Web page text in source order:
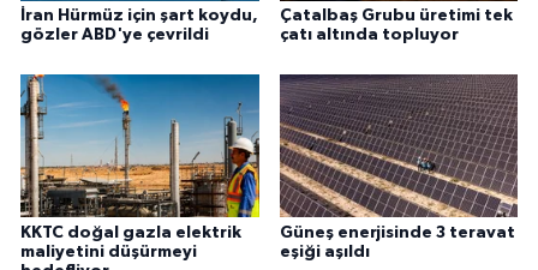
İran Hürmüz için şart koydu,
gözler ABD'ye çevrildi
Çatalbaş Grubu üretimi tek
çatı altında topluyor
KKTC doğal gazla elektrik
maliyetini düşürmeyi
Güneş enerjisinde 3 teravat
eşiği aşıldı